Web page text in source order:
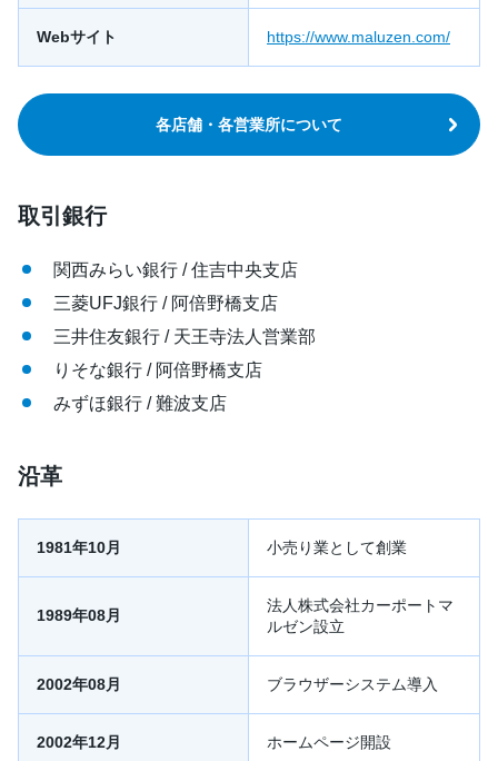
Webサイト https://www.maluzen.com/
各店舗・各営業所について
取引銀行
関西みらい銀行 / 住吉中央支店
三菱UFJ銀行 / 阿倍野橋支店
三井住友銀行 / 天王寺法人営業部
りそな銀行 / 阿倍野橋支店
みずほ銀行 / 難波支店
沿革
1981年10月 小売り業として創業
1989年08月
法人株式会社カーポートマ
ルゼン設立
2002年08月 ブラウザーシステム導入
2002年12月 ホームページ開設